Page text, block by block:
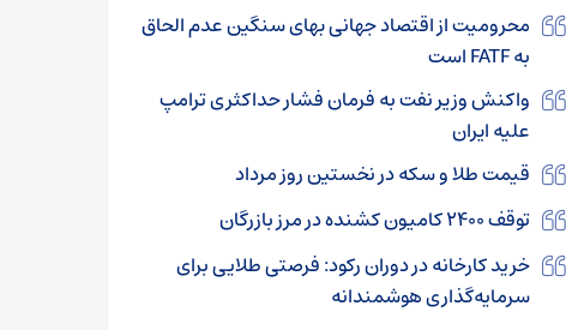
محرومیت از اقتصاد جهانی بهای سنگین عدم الحاق
به FATF است
واکنش وزیر نفت به فرمان فشار حداکثری ترامپ
علیه ایران
قیمت طلا و سکه در نخستین روز مرداد
توقف ۲۴۰۰ کامیون‌ کشنده در مرز بازرگان
خرید کارخانه در دوران رکود: فرصتی طلایی برای
سرمایه‌گذاری هوشمندانه